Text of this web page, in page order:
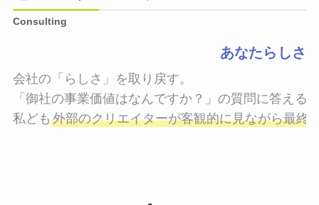
Consulting
あなたらしさ
会社の「らしさ」を取り戻す。
「御社の事業価値はなんですか？」の質問に答える
私ども 外部のクリエイターが客観的に見ながら最終